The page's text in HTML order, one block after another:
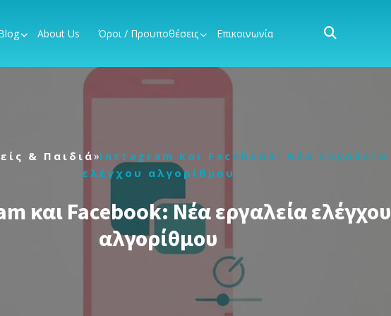
About Us Όροι / Προυποθέσεις Επικοινωνία
& Παιδιά»Instagram και Facebook: Νέα εργαλεία
ελέγχου αλγορίθμου
και Facebook: Νέα εργαλεία ελέγχου
αλγορίθμου